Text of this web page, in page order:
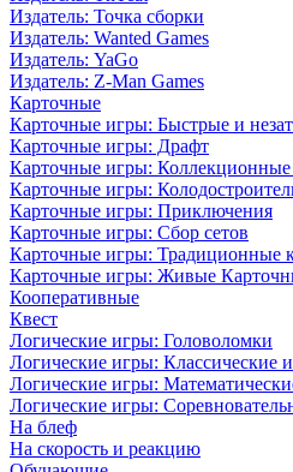
Издатель: Точка сборки
Издатель: Wanted Games
Издатель: YaGo
Издатель: Z-Man Games
Карточные
Карточные игры: Быстрые и
Карточные игры: Драфт
Карточные игры:
Карточные игры:
Карточные игры: Приключения
Карточные игры: Сбор сетов
Карточные игры: Традиционные
Карточные игры: Живые
Кооперативные
Квест
Логические игры: Головоломки
Логические игры: Классические
Логические игры:
Логические игры:
На блеф
На скорость и реакцию